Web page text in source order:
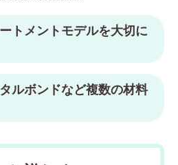
トメントモデルを大切に
ルボンドなど複数の材料